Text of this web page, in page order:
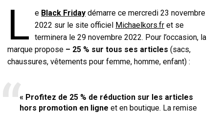
L e Black Friday démarre ce mercredi 23 novembre
2022 sur le site officiel Michaelkors.fr et se
terminera le 29 novembre 2022. Pour l’occasion, la
marque propose – 25 % sur tous ses articles(sacs,
chaussures, vêtements pour femme, homme, enfant) :
« Profitez de 25 % de réduction sur les articles
hors promotion en ligneet en boutique. La remise